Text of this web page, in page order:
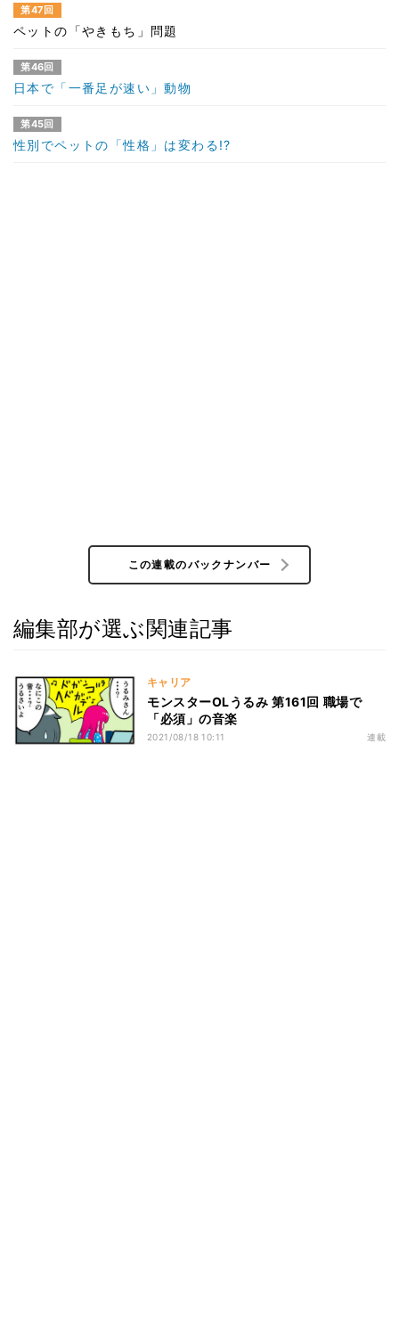
第47回
ペットの「やきもち」問題
第46回
日本で「一番足が速い」動物
第45回
性別でペットの「性格」は変わる!?
この連載のバックナンバー
編集部が選ぶ関連記事
キャリア
モンスターOLうるみ 第161回 職場で
「必須」の音楽
2021/08/18 10:11 連載